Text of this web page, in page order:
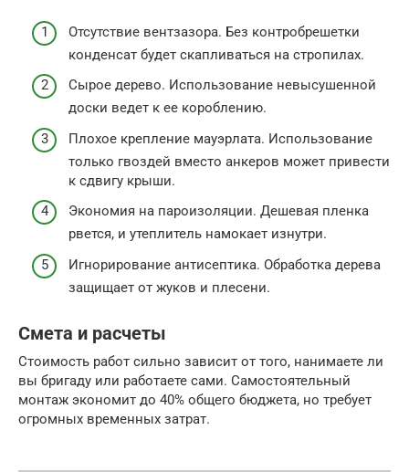
Отсутствие вентзазора. Без контробрешетки
конденсат будет скапливаться на стропилах.
Сырое дерево. Использование невысушенной
доски ведет к ее короблению.
Плохое крепление мауэрлата. Использование
только гвоздей вместо анкеров может привести
к сдвигу крыши.
Экономия на пароизоляции. Дешевая пленка
рвется, и утеплитель намокает изнутри.
Игнорирование антисептика. Обработка дерева
защищает от жуков и плесени.
Смета и расчеты
Стоимость работ сильно зависит от того, нанимаете ли
вы бригаду или работаете сами. Самостоятельный
монтаж экономит до 40% общего бюджета, но требует
огромных временных затрат.